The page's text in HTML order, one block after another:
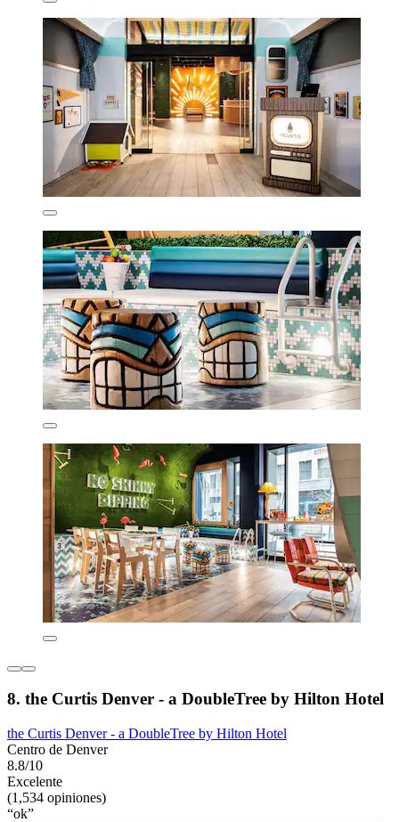
8. the Curtis Denver - a DoubleTree by Hilton Hotel
the Curtis Denver - a DoubleTree by Hilton Hotel
Centro de Denver
8.8/10
Excelente
(1,534 opiniones)
“ok”